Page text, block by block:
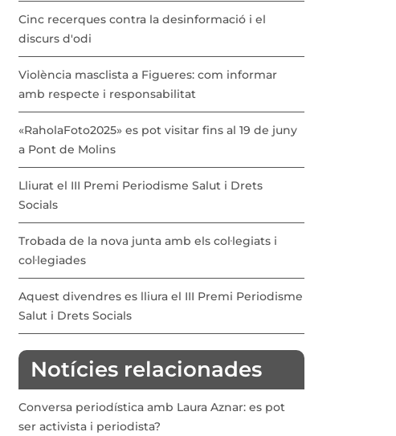
Cinc recerques contra la desinformació i el
discurs d'odi
Violència masclista a Figueres: com informar
amb respecte i responsabilitat
«RaholaFoto2025» es pot visitar fins al 19 de juny
a Pont de Molins
Lliurat el III Premi Periodisme Salut i Drets
Socials
Trobada de la nova junta amb els col·legiats i
col·legiades
Aquest divendres es lliura el III Premi Periodisme
Salut i Drets Socials
Notícies relacionades
Conversa periodística amb Laura Aznar: es pot
ser activista i periodista?